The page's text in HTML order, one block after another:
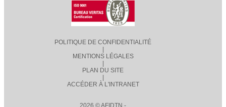
POLITIQUE DE CONFIDENTIALITÉ
MENTIONS LÉGALES
PLAN DU SITE
ACCÉDER À L'INTRANET
2026 © AFIDTN -